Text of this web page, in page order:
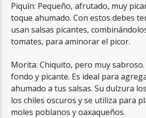
Piquín: Pequeño, afrutado, muy
toque ahumado. Con estos debes
usan salsas picantes,
tomates, para aminorar el picor.
Morita: Chiquito, pero muy sabroso.
fondo y picante. Es ideal para
ahumado a tus salsas. Su dulzura
los chiles oscuros y se utiliza para
moles poblanos y oaxaqueños.